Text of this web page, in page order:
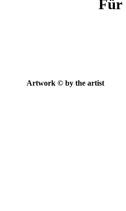
Für
Artwork © by the artist